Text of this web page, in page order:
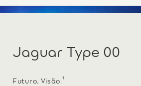
Jaguar Type 00
Futuro. Visão.†